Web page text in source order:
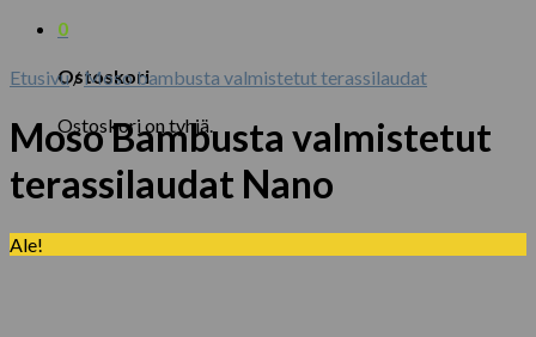
0
Ostoskori
Ostoskori on tyhjä.
Etusivu / Moso bambusta valmistetut terassilaudat
Moso Bambusta valmistetut
terassilaudat Nano
Ale!